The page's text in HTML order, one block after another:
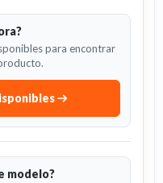
para encontrar
modelo?